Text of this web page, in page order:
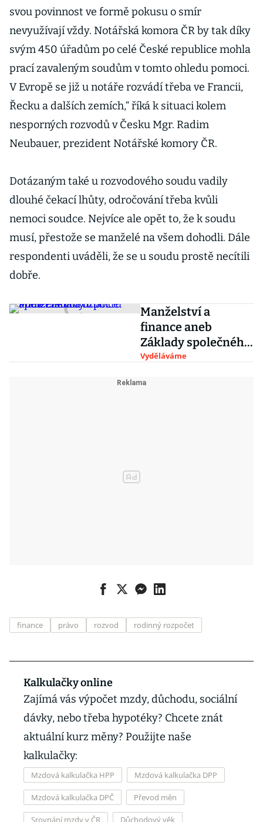
svou povinnost ve formě pokusu o smír
nevyužívají vždy. Notářská komora ČR by tak díky
svým 450 úřadům po celé České republice mohla
prací zavaleným soudům v tomto ohledu pomoci.
V Evropě se již u notáře rozvádí třeba ve Francii,
Řecku a dalších zemích,“ říká k situaci kolem
nesporných rozvodů v Česku Mgr. Radim
Neubauer, prezident Notářské komory ČR.
Dotázaným také u rozvodového soudu vadily
dlouhé čekací lhůty, odročování třeba kvůli
nemoci soudce. Nejvíce ale opět to, že k soudu
musí, přestože se manželé na všem dohodli. Dále
respondenti uváděli, že se u soudu prostě necítili
dobře.
Manželství a
finance aneb
Základy společného
rozpočtu
Vyděláváme
finance právo rozvod rodinný rozpočet
Kalkulačky online
Zajímá vás výpočet mzdy, důchodu, sociální
dávky, nebo třeba hypotéky? Chcete znát
aktuální kurz měny? Použijte naše
kalkulačky:
Mzdová kalkulačka HPP Mzdová kalkulačka DPP
Mzdová kalkulačka DPČ Převod měn
Srovnání mzdy v ČR Důchodový věk